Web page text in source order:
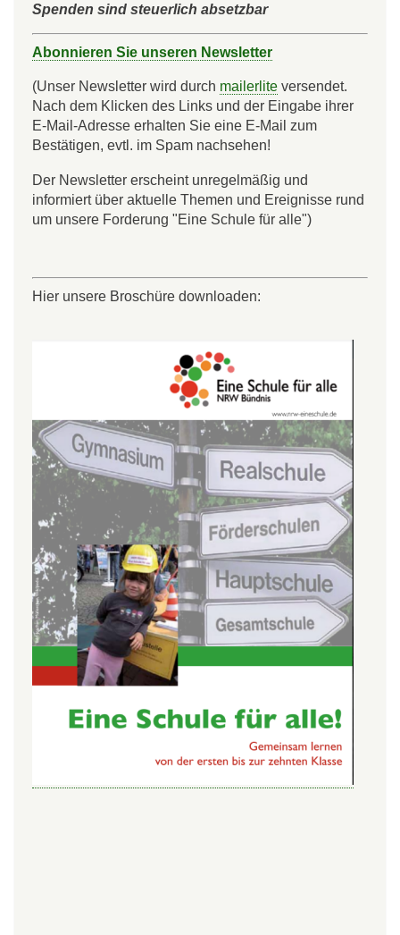
Spenden sind steuerlich absetzbar
Abonnieren Sie unseren Newsletter
(Unser Newsletter wird durch mailerlite versendet.
Nach dem Klicken des Links und der Eingabe ihrer
E-Mail-Adresse erhalten Sie eine E-Mail zum
Bestätigen, evtl. im Spam nachsehen!
Der Newsletter erscheint unregelmäßig und
informiert über aktuelle Themen und Ereignisse rund
um unsere Forderung "Eine Schule für alle")
Hier unsere Broschüre downloaden: